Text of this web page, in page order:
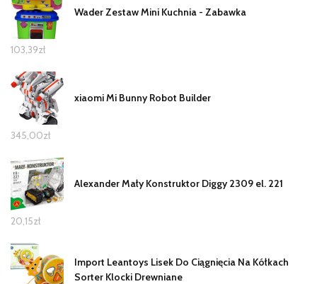
Wader Zestaw Mini Kuchnia - Zabawka
103,39zł
xiaomi Mi Bunny Robot Builder
345,00zł
Alexander Mały Konstruktor Diggy 2309 el. 221
20,15zł
Import Leantoys Lisek Do Ciągnięcia Na Kółkach
Sorter Klocki Drewniane